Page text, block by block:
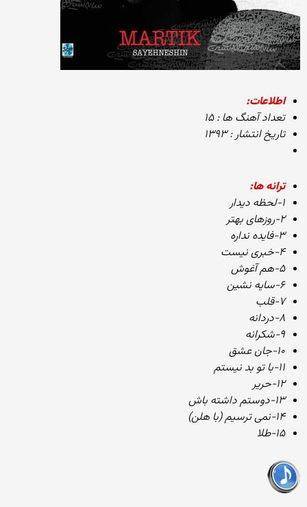
اطلاعات:
تعداد آهنگ ها : ۱۵
تاریخ انتشار : ۱۳۹۳
ترانه ها:
۱-لحظه دیدار
۲-روزهای بهتر
۳-فایده نداره
۴-خبری نیست
۵-هم آغوش
۶-سایه نشین
۷-قلب
۸-دردانه
۹-شکرانه
۱۰-جان عشق
۱۱-با تو بد نیستم
۱۲-حریر
۱۳-دوستم داشته باش
۱۴-نمی ترسیم (با هلن)
۱۵-طلا